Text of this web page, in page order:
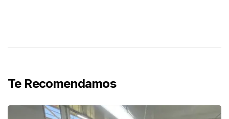
Te Recomendamos